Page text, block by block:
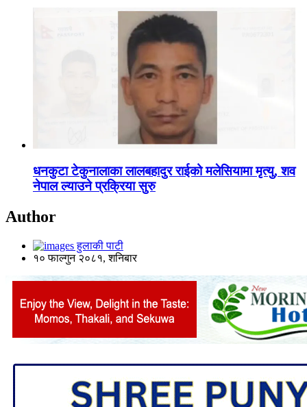
धनकुटा टेकुनालाका लालबहादुर राईको मलेसियामा मृत्यु, शव
नेपाल ल्याउने प्रक्रिया सुरु
Author
हुलाकी पाटी
१० फाल्गुन २०८१, शनिबार